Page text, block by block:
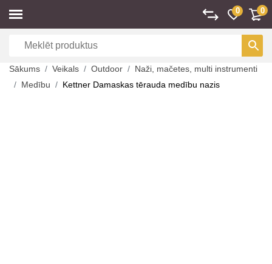
0 0
Sākums Veikals Outdoor
Naži, mačetes, multi instrumenti
Medību
Kettner Damaskas tērauda medību nazis